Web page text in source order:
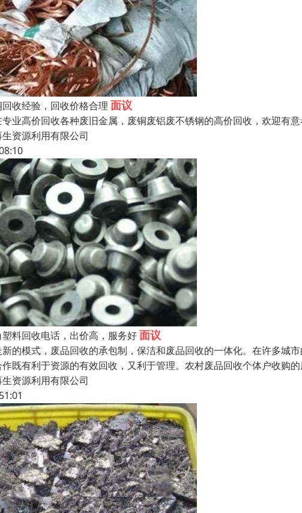
收经验，回收价格合理 面议
业高价回收各种废旧金属，废铜废铝废不锈钢的高价回收，欢迎有意
资源利用有限公司
料回收电话，出价高，服务好面议
的模式，废品回收的承包制，保洁和废品回收的一体化。在许多城
既有利于资源的有效回收，又利于管理。农村废品回收个体户收购
资源利用有限公司